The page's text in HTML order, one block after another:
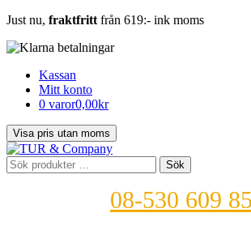
Just nu, fraktfritt från 619:- ink moms
Kassan
Mitt konto
0 varor0,00kr
Sök
efter:
Sök
08-530 609 85